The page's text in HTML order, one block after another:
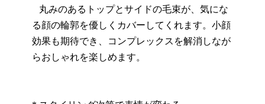
丸みのあるトップとサイドの毛束が、気にな
る顔の輪郭を優しくカバーしてくれます。小顔
効果も期待でき、コンプレックスを解消しなが
らおしゃれを楽しめます。